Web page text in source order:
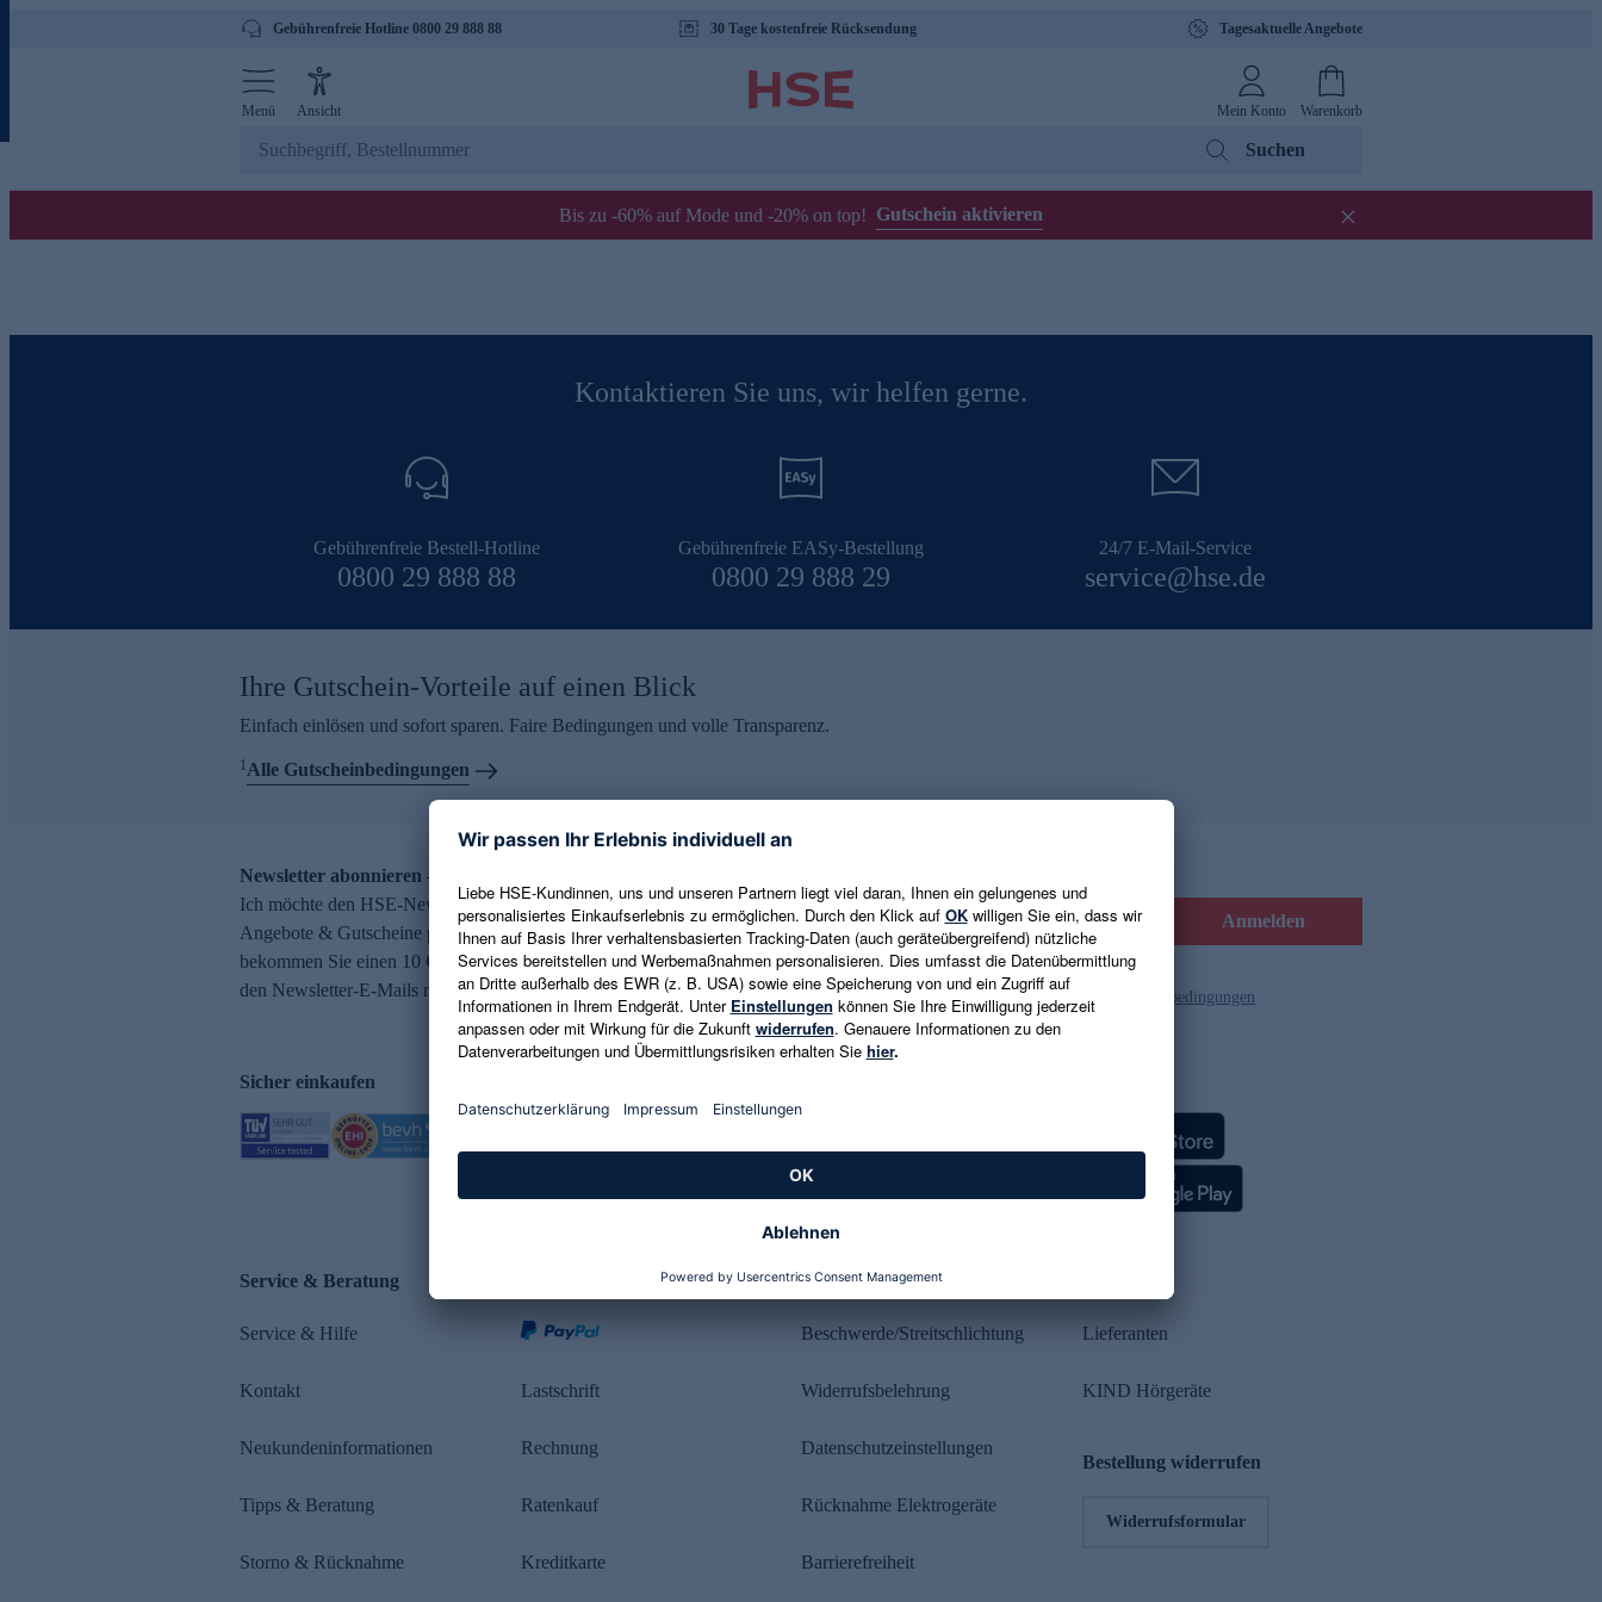
Gebührenfreie Hotline 0800 29 888 88 30 Tage kostenfreie Rücksendung Tagesaktuelle Angebote
Menü Ansicht Mein Konto Warenkorb
Suchen
Bis zu -60% auf Mode und -20% on top! Gutschein aktivieren
Kontaktieren Sie uns, wir helfen gerne.
Gebührenfreie Bestell-Hotline
0800 29 888 88
Gebührenfreie EASy-Bestellung
0800 29 888 29
24/7 E-Mail-Service
service@hse.de
Ihre Gutschein-Vorteile auf einen Blick
Einfach einlösen und sofort sparen. Faire Bedingungen und volle Transparenz.
1Alle Gutscheinbedingungen
Newsletter abonnieren – 10 € Gutschein erhalten
Ich möchte den HSE-Newsletter abonnieren und aktuelle Trends,
Angebote & Gutscheine per E-Mail erhalten. Als Dankeschön
bekommen Sie einen 10 € Gutschein. Eine Abmeldung ist jederzeit in
den Newsletter-E-Mails möglich.
E-Mail-Adresse eingeben Anmelden
Es gelten die Datenschutzrichtlinien und die Gutscheinbedingungen
Sicher einkaufen
Service & Beratung
Service & Hilfe
Kontakt
Neukundeninformationen
Tipps & Beratung
Storno & Rücknahme
Lastschrift
Rechnung
Ratenkauf
Kreditkarte
Rechtliches
Beschwerde/Streitschlichtung
Widerrufsbelehrung
Datenschutzeinstellungen
Rücknahme Elektrogeräte
Barrierefreiheit
Lieferanten
KIND Hörgeräte
Bestellung widerrufen
Widerrufsformular